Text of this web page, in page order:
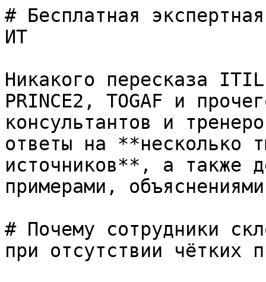
# Бесплатная
ИТ
Никакого пересказа
PRINCE2, TOGAF и
консультантов и
ответы на **несколько
источников**, а также
примерами,
# Почему сотрудники
при отсутствии чётких